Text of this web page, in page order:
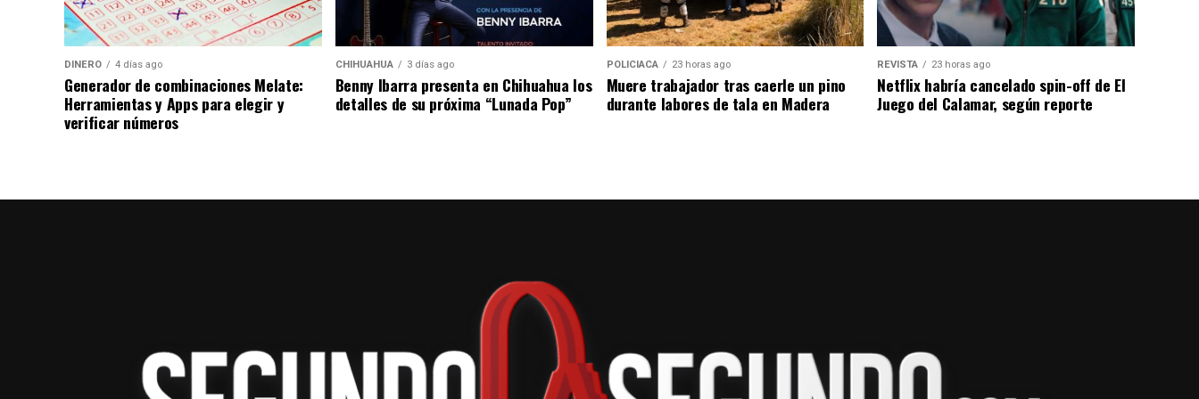
se reanudó minutos después.
Por su parte, el Benfica y Prestianni negaron que se hayan producido insultos racistas. El caso
ha generado reacciones en distintos sectores del entorno futbolístico, mientras se espera el
resultado de las investigaciones correspondientes.
DINERO 4 días ago
Generador de combinaciones Melate:
Herramientas y Apps para elegir y
verificar números
CHIHUAHUA 3 días ago
Benny Ibarra presenta en Chihuahua los
detalles de su próxima “Lunada Pop”
POLICIACA 23 horas ago
Muere trabajador tras caerle un pino
durante labores de tala en Madera
REVISTA 23 horas ago
Netflix habría cancelado spin-off de El
Juego del Calamar, según reporte